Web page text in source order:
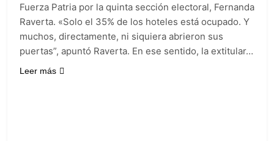
Fuerza Patria por la quinta sección electoral, Fernanda
Raverta. «Solo el 35% de los hoteles está ocupado. Y
muchos, directamente, ni siquiera abrieron sus
puertas”, apuntó Raverta. En ese sentido, la extitular…
Leer más